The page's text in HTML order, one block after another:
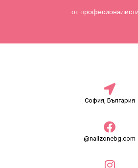
от професионалисти
София, България
@nailzonebg.com